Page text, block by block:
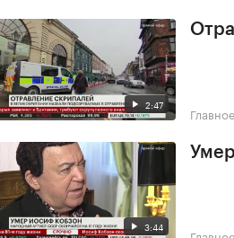
2:47 Главное
3:44